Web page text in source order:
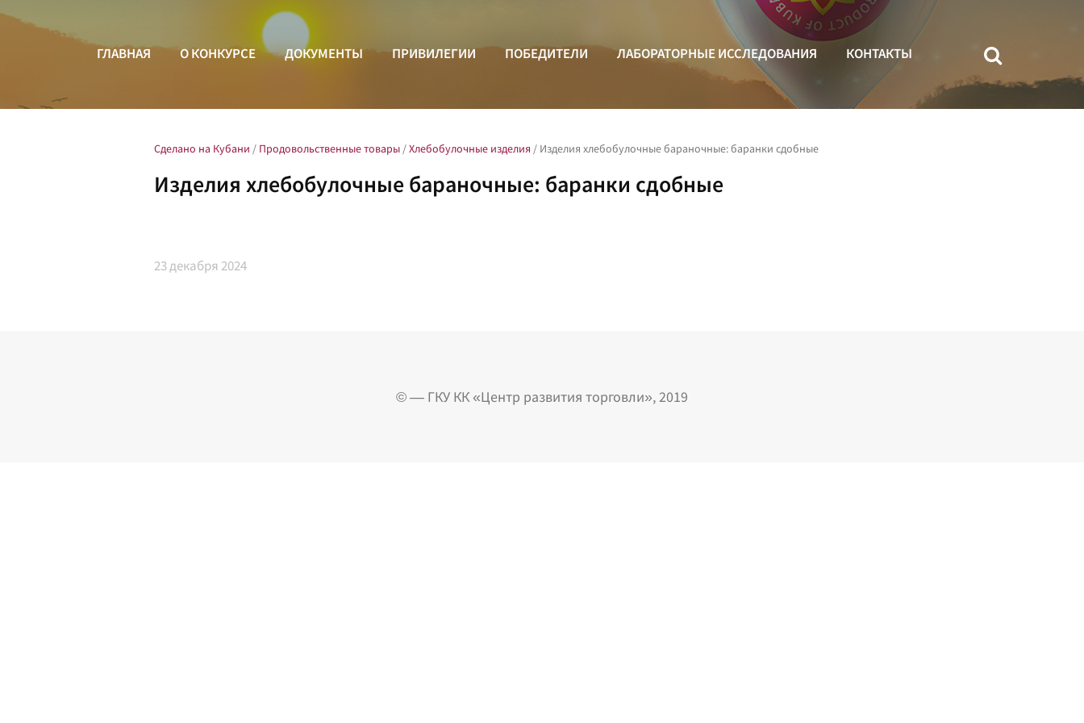
ГЛАВНАЯ О КОНКУРСЕ ДОКУМЕНТЫ ПРИВИЛЕГИИ ПОБЕДИТЕЛИ ЛАБОРАТОРНЫЕ ИССЛЕДОВАНИЯ КОНТАКТЫ
Сделано на Кубани / Продовольственные товары /Хлебобулочные изделия / Изделия хлебобулочные бараночные: баранки сдобные
Изделия хлебобулочные бараночные: баранки сдобные
23декабря 2024
© — ГКУ КК «Центр развития торговли», 2019